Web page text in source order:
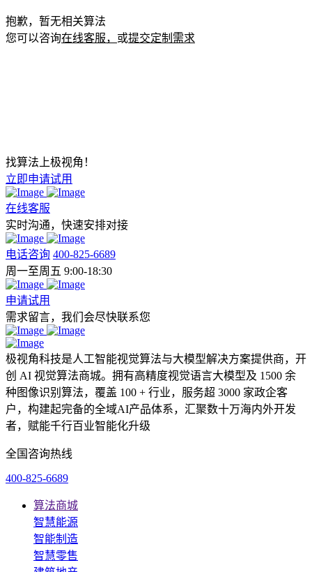
抱歉，暂无相关算法
您可以咨询在线客服， 或提交定制需求
找算法上极视角！
立即申请试用
在线客服
实时沟通，快速安排对接
电话咨询 400-825-6689
周一至周五 9:00-18:30
申请试用
需求留言，我们会尽快联系您
极视角科技是人工智能视觉算法与大模型解决方案提供商，开
创 AI 视觉算法商城。拥有高精度视觉语言大模型及 1500 余
种图像识别算法，覆盖 100 + 行业，服务超 3000 家政企客
户，构建起完备的全域AI产品体系，汇聚数十万海内外开发
者，赋能千行百业智能化升级
全国咨询热线
400-825-6689
算法商城
智慧能源
智能制造
智慧零售